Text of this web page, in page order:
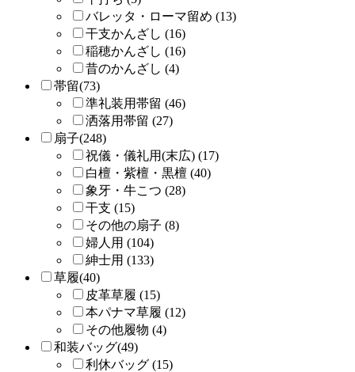
バレッタ・ローマ留め (13)
干支かんざし (16)
稲穂かんざし (16)
昔のかんざし (4)
帯留(73)
準礼装用帯留 (46)
洒落用帯留 (27)
扇子(248)
祝儀・儀礼用(末広) (17)
白檀・紫檀・黒檀 (40)
象牙・牛こつ (28)
干支 (15)
その他の扇子 (8)
婦人用 (104)
紳士用 (133)
草履(40)
皮革草履 (15)
本パナマ草履 (12)
その他履物 (4)
和装バッグ(49)
利休バッグ (15)